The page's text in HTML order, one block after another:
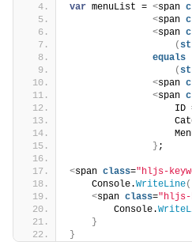
var menuList = <span
<span
<span
(
equals
(
<span
<span
ID
} ;
<span class="hljs-
    Console.
WriteLine(
<span class="hljs-
        Console.
}
}